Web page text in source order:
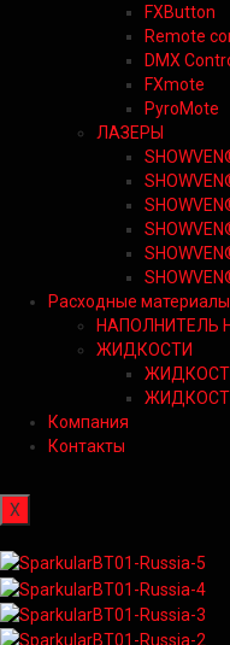
FXButton
Remote
DMX
FXmote
PyroMote
ЛАЗЕРЫ
Расходные материалы
НАПОЛНИТЕЛЬ
ЖИДКОСТИ
Компания
Контакты
X